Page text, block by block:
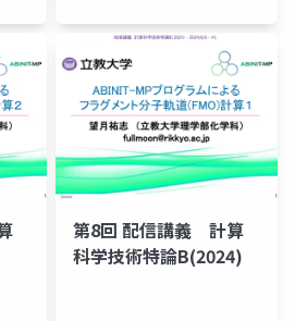
第8回 配信講義 計算
科学技術特論B(2024)